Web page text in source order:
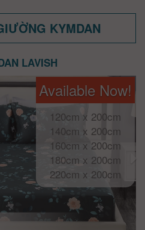
KYMDAN
LAVISH
Available Now!
120cm x 200cm
140cm x 200cm
160cm x 200cm
180cm x 200cm
220cm x 200cm